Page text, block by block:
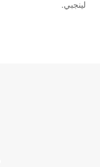
لينجبي.